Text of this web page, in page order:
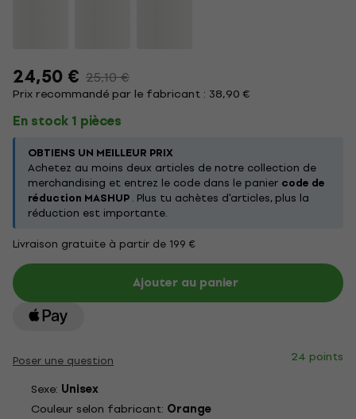
24,50 € 25,10 €
Prix recommandé par le fabricant : 38,90 €
En stock 1 pièces
OBTIENS UN MEILLEUR PRIX
Achetez au moins deux articles de notre collection de
merchandising et entrez le code dans le panier code de
réduction MASHUP. Plus tu achètes d'articles, plus la
réduction est importante.
Livraison gratuite à partir de 199 €
Ajouter au panier
Poser une question
24 points
Sexe: Unisex
Couleur selon fabricant: Orange